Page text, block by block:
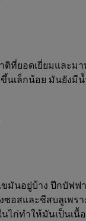
ที่ยอดเยี่ยมและม
เล็กน้อย มันยังมี
มันอยู่บ้าง ปีกบัฟฟ
ซอสและชีสบลูเพร
ก่ทำให้มันเป็นเนื้